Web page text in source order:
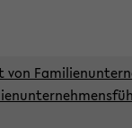
von